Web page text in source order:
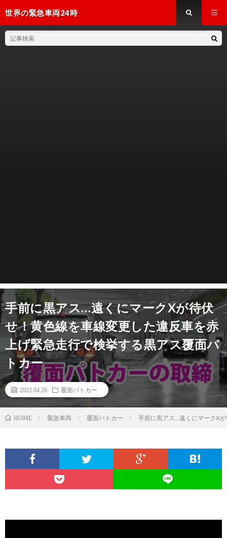
世界の緊急車両24時
手前に黒アス…遠くにマークXが待伏
せ！黄色線を車線変更した違反車を赤
上げ緊急走行で検挙する黒アス覆面パ
トカー
2022.04.26 覆面パトカー
HOME 緊急車両 覆面パトカー 手前に黒アス…遠くにマークX